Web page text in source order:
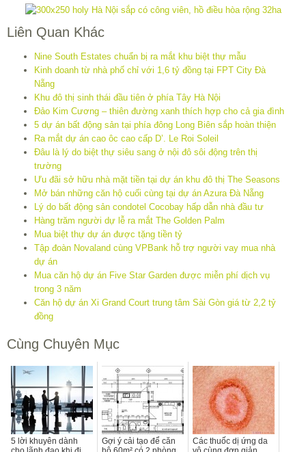
Liên Quan Khác
Nine South Estates chuẩn bị ra mắt khu biệt thự mẫu
Kinh doanh từ nhà phố chỉ với 1,6 tỷ đồng tại FPT City Đà
Nẵng
Khu đô thị sinh thái đầu tiên ở phía Tây Hà Nội
Đảo Kim Cương – thiên đường xanh thích hợp cho cả gia đình
5 dự án bất động sản tại phía đông Long Biên sắp hoàn thiện
Ra mắt dự án cao ôc cao cấp D’. Le Roi Soleil
Đâu là lý do biệt thự siêu sang ở nội đô sôi động trên thị
trường
Ưu đãi sở hữu nhà mặt tiền tại dự án khu đô thị The Seasons
Mở bán những căn hộ cuối cùng tại dự án Azura Đà Nẵng
Lý do bất động sản condotel Cocobay hấp dẫn nhà đầu tư
Hàng trăm người dự lễ ra mắt The Golden Palm
Mua biệt thự dự án được tặng tiền tỷ
Tập đoàn Novaland cùng VPBank hỗ trợ người vay mua nhà
dự án
Mua căn hộ dự án Five Star Garden được miễn phí dịch vụ
trong 3 năm
Căn hộ dự án Xi Grand Court trung tâm Sài Gòn giá từ 2,2 tỷ
đồng
Cùng Chuyên Mục
5 lời khuyên dành
Gợi ý cải tạo để căn
Các thuốc dị ứng da